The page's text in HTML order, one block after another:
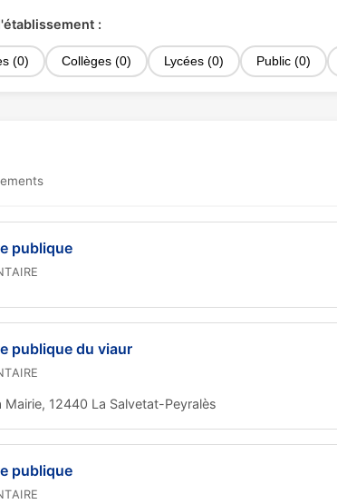
:
(0) Collèges (0) Lycées (0) Public (0)
publique
publique du viaur
Mairie, 12440 La Salvetat-Peyralès
publique